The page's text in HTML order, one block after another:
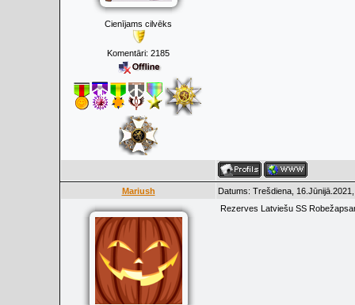
Cienījams cilvēks
Komentāri: 2185
Mariush Datums: Trešdiena,
Rezerves Latviešu SS